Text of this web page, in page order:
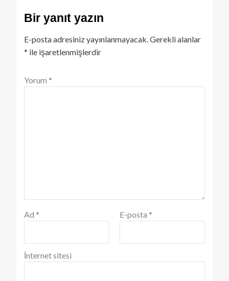
Bir yanıt yazın
E-posta adresiniz yayınlanmayacak.Gerekli alanlar
* ile işaretlenmişlerdir
Yorum *
Ad * E-posta *
İnternet sitesi